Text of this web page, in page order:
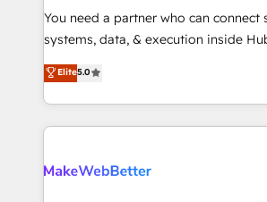
customer lifecycle through seamless
ensure long-term adoption with
and service to drive sustainable growth With 6
HubSpot accreditations and
You need a partner who can connect
systems, data, & execution inside
bridge the gap where most agencies
combining GTM strategy with
solve the right problem with the right
only firm in the world to hold Elite
clients gain a unique advantage in
Elite5.0